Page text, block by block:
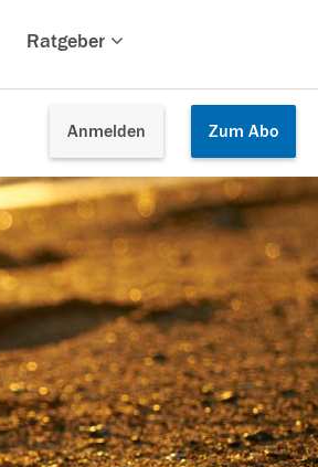
Ratgeber
Anmelden Zum Abo